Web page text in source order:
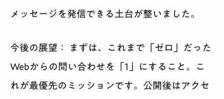
メッセージを発信できる土台が整いました。
今後の展望：
まずは、これまで「ゼロ」だった
Webからの問い合わせを「1」にすること。こ
れが最優先のミッションです。公開後はアクセ